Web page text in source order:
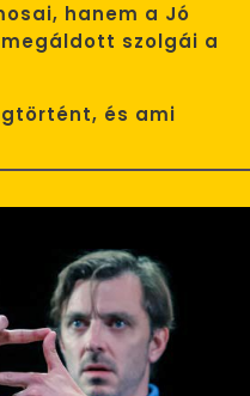
hanem a Jó
szolgái a
és ami